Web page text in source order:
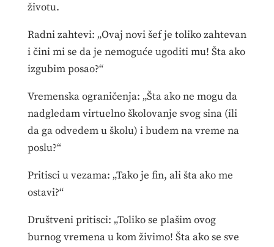
životu.
Radni zahtevi: „Ovaj novi šef je toliko zahtevan
i čini mi se da je nemoguće ugoditi mu! Šta ako
izgubim posao?“
Vremenska ograničenja: „Šta ako ne mogu da
nadgledam virtuelno školovanje svog sina (ili
da ga odvedem u školu) i budem na vreme na
poslu?“
Pritisci u vezama: „Tako je fin, ali šta ako me
ostavi?“
Društveni pritisci: „Toliko se plašim ovog
burnog vremena u kom živimo! Šta ako se sve